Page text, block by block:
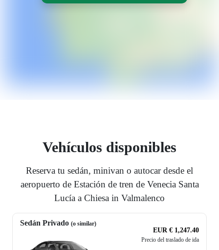
Vehículos disponibles
Reserva tu sedán, minivan o autocar desde el
aeropuerto de Estación de tren de Venecia Santa
Lucía a Chiesa in Valmalenco
Sedán Privado (o similar)
EUR € 1,247.40
Precio del traslado de ida